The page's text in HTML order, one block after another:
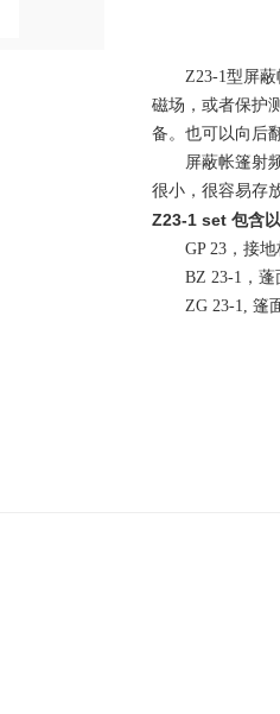
Z23-1型屏蔽帐
磁场，或者保护
备。也可以向后
屏蔽帐篷射频
很小，很容易存
Z23-1 set 包含以
GP 23，接地
BZ 23-1，蓬
ZG 23-1, 篷